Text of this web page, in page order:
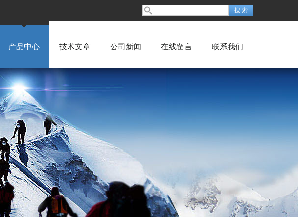
产品中心 技术文章 公司新闻 在线留言 联系我们